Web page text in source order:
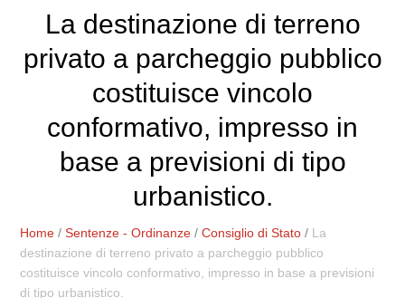
La destinazione di terreno
privato a parcheggio pubblico
costituisce vincolo
conformativo, impresso in
base a previsioni di tipo
urbanistico.
Home /Sentenze - Ordinanze /Consiglio di Stato / La
destinazione di terreno privato a parcheggio pubblico
costituisce vincolo conformativo, impresso in base a previsioni
di tipo urbanistico.